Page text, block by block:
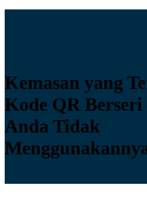
Kemasan yang
Kode QR Berseri
Anda Tidak